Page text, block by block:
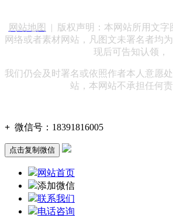
网站地图
| 版权声明：本网站所用文字
网络或者素材网站，凡图文未署名者均
现后可告知认领，
我们仍会及时署名或依照作者本人意愿
站，本网站不承担任何责
+ 微信号： 18391816005
点击复制微信
网站首页
添加微信
联系我们
电话咨询